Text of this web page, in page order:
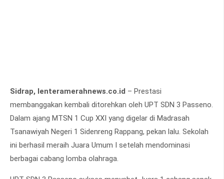
Sidrap, lenteramerahnews.co.id – Prestasi
membanggakan kembali ditorehkan oleh UPT SDN 3 Passeno.
Dalam ajang MTSN 1 Cup XXI yang digelar di Madrasah
Tsanawiyah Negeri 1 Sidenreng Rappang, pekan lalu. Sekolah
ini berhasil meraih Juara Umum I setelah mendominasi
berbagai cabang lomba olahraga.